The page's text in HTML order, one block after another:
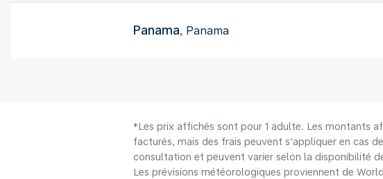
Panama, Panama
*Les prix affichés sont pour 1 adulte. Les montants
facturés, mais des frais peuvent s'appliquer en cas
consultation et peuvent varier selon la disponibilité
Les prévisions météorologiques proviennent de